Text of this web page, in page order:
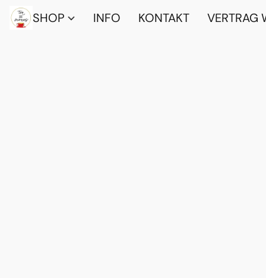
SHOP INFO KONTAKT VERTRAG